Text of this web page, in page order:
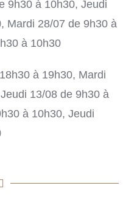
9h30 à 10h30, Jeudi
Mardi 28/07 de 9h30 à
à 10h30
à 19h30, Mardi
13/08 de 9h30 à
à 10h30, Jeudi